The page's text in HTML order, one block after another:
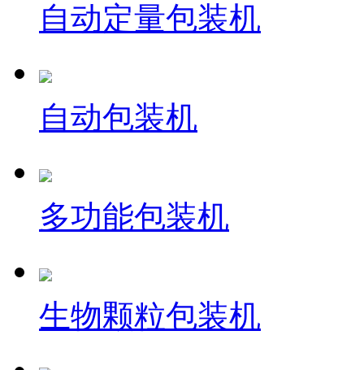
自动定量包装机
自动包装机
多功能包装机
生物颗粒包装机